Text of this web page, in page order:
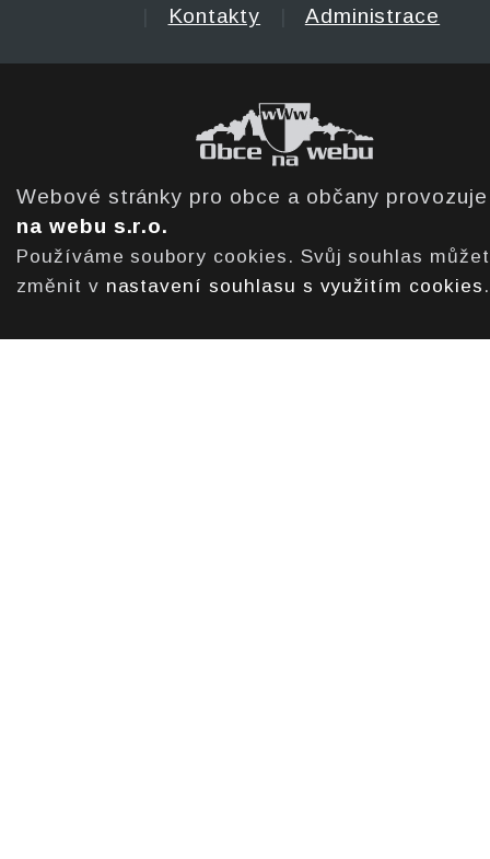
Kontakty Administrace
Webové stránky pro obce a občany
na webu s.r.o.
Používáme soubory cookies. Svůj souhlas
změnit v nastavení souhlasu s využitím cookies .